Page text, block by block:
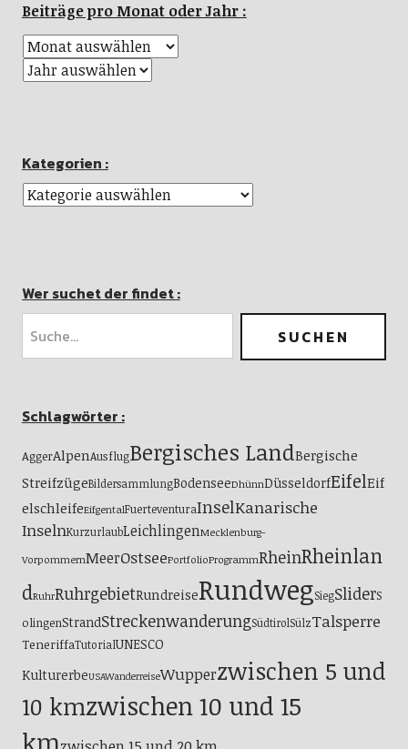
Beiträge pro Monat oder Jahr :
Kategorien :
Wer suchet der findet :
Schlagwörter :
AggerAlpenAusflugBergisches LandBergische
StreifzügeBildersammlungBodenseeDhünnDüsseldorfEifelEif
elschleifeEifgentalFuerteventuraInselKanarische
InselnKurzurlaubLeichlingenMecklenburg-
VorpommernMeerOstseePortfolioProgrammRheinRheinlan
dRuhrRuhrgebietRundreiseRundwegSiegSliderS
olingenStrandStreckenwanderungSüdtirolSülzTalsperre
TeneriffaTutorialUNESCO
KulturerbeUSAWanderreiseWupperzwischen 5 und
10 kmzwischen 10 und 15
km